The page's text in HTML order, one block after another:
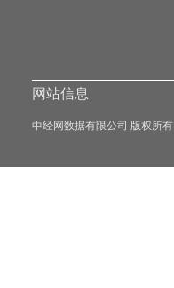
网站信息
中经网数据有限公司 版权所有